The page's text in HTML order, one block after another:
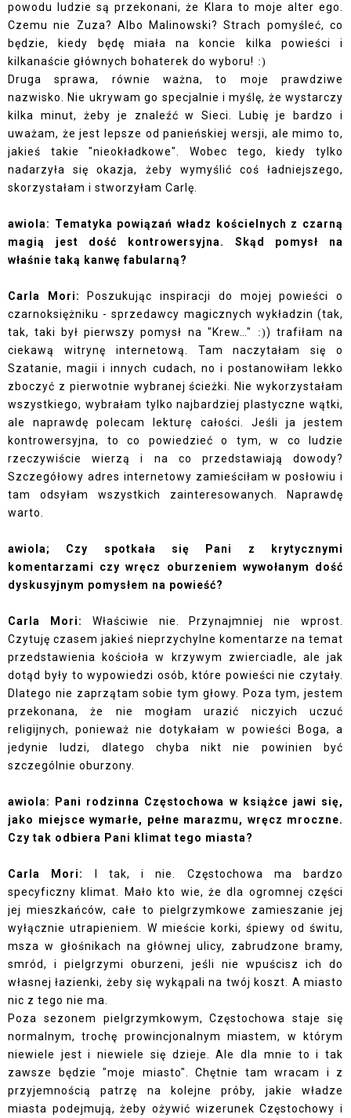
powodu ludzie są przekonani, że Klara to moje alter ego.
Czemu nie Zuza? Albo Malinowski? Strach pomyśleć, co
będzie, kiedy będę miała na koncie kilka powieści i
kilkanaście głównych bohaterek do wyboru! :)
Druga sprawa, równie ważna, to moje prawdziwe
nazwisko. Nie ukrywam go specjalnie i myślę, że wystarczy
kilka minut, żeby je znaleźć w Sieci. Lubię je bardzo i
uważam, że jest lepsze od panieńskiej wersji, ale mimo to,
jakieś takie "nieokładkowe". Wobec tego, kiedy tylko
nadarzyła się okazja, żeby wymyślić coś ładniejszego,
skorzystałam i stworzyłam Carlę.
awiola: Tematyka powiązań władz kościelnych z czarną
magią jest dość kontrowersyjna. Skąd pomysł na
właśnie taką kanwę fabularną?
Carla Mori: Poszukując inspiracji do mojej powieści o
czarnoksiężniku - sprzedawcy magicznych wykładzin (tak,
tak, taki był pierwszy pomysł na "Krew…"
:)) trafiłam na
ciekawą witrynę internetową. Tam naczytałam się o
Szatanie, magii i innych cudach, no i postanowiłam lekko
zboczyć z pierwotnie wybranej ścieżki. Nie wykorzystałam
wszystkiego, wybrałam tylko najbardziej plastyczne wątki,
ale naprawdę polecam lekturę całości. Jeśli ja jestem
kontrowersyjna, to co powiedzieć o tym, w co ludzie
rzeczywiście wierzą i na co przedstawiają dowody?
Szczegółowy adres internetowy zamieściłam w posłowiu i
tam odsyłam wszystkich zainteresowanych. Naprawdę
warto.
awiola; Czy spotkała się Pani z krytycznymi
komentarzami czy wręcz oburzeniem wywołanym dość
dyskusyjnym pomysłem na powieść?
Carla Mori:
Właściwie nie. Przynajmniej nie wprost.
Czytuję czasem jakieś nieprzychylne komentarze na temat
przedstawienia kościoła w krzywym zwierciadle, ale jak
dotąd były to wypowiedzi osób, które powieści nie czytały.
Dlatego nie zaprzątam sobie tym głowy. Poza tym, jestem
przekonana, że nie mogłam urazić niczyich uczuć
religijnych, ponieważ nie dotykałam w powieści Boga, a
jedynie ludzi, dlatego chyba nikt nie powinien być
szczególnie oburzony.
awiola: Pani rodzinna Częstochowa w książce jawi się,
jako miejsce wymarłe, pełne marazmu, wręcz mroczne.
Czy tak odbiera Pani klimat tego miasta?
Carla Mori:
I tak, i nie. Częstochowa ma bardzo
specyficzny klimat. Mało kto wie, że dla ogromnej części
jej mieszkańców, całe to pielgrzymkowe zamieszanie jej
wyłącznie utrapieniem. W mieście korki, śpiewy od świtu,
msza w głośnikach na głównej ulicy, zabrudzone bramy,
smród, i pielgrzymi oburzeni, jeśli nie wpuścisz ich do
własnej łazienki, żeby się wykąpali na twój koszt. A miasto
nic z tego nie ma.
Poza sezonem pielgrzymkowym, Częstochowa staje się
normalnym, trochę prowincjonalnym miastem, w którym
niewiele jest i niewiele się dzieje. Ale dla mnie to i tak
zawsze będzie "moje miasto". Chętnie tam wracam i z
przyjemnością patrzę na kolejne próby, jakie władze
miasta podejmują, żeby ożywić wizerunek Częstochowy i